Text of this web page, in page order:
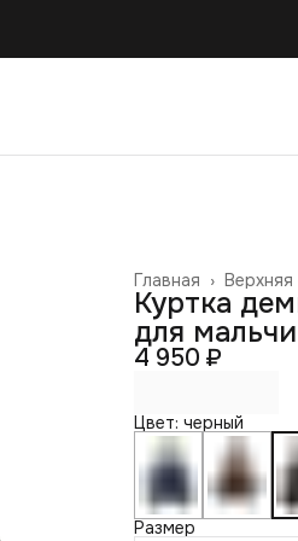
Главная ›
Куртка
для
4 950 ₽
Цвет: черный
Размер